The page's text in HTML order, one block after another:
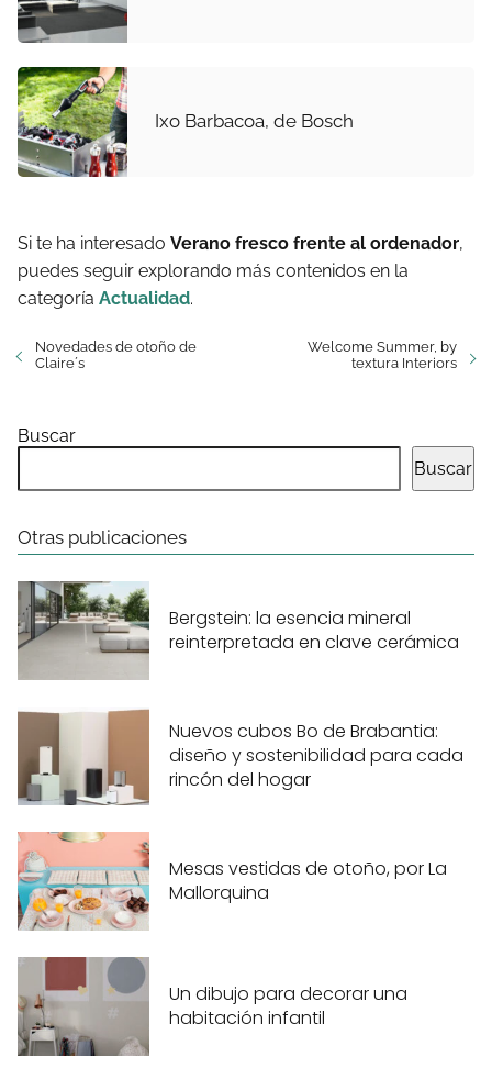
Ixo Barbacoa, de Bosch
Si te ha interesado Verano fresco frente al ordenador,
puedes seguir explorando más contenidos en la
categoría Actualidad.
Novedades de otoño de
Claire´s
Welcome Summer, by
textura Interiors
Buscar
Buscar
Otras publicaciones
Bergstein: la esencia mineral
reinterpretada en clave cerámica
Nuevos cubos Bo de Brabantia:
diseño y sostenibilidad para cada
rincón del hogar
Mesas vestidas de otoño, por La
Mallorquina
Un dibujo para decorar una
habitación infantil